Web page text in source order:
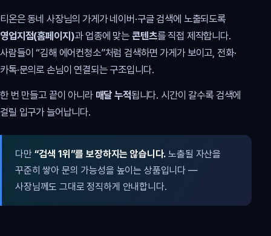
티온은 동네 사장님의 가게가 네이버·구글 검색에 노출되도록
영업지점(홈페이지)과 업종에 맞는 콘텐츠를 직접 제작합니다.
사람들이 “김해 에어컨청소”처럼 검색하면 가게가 보이고, 전화·
카톡·문의로 손님이 연결되는 구조입니다.
한 번 만들고 끝이 아니라 매달 누적됩니다. 시간이 갈수록 검색에
걸릴 입구가 늘어납니다.
다만 “검색 1위”를 보장하지는 않습니다. 노출될 자산을
꾸준히 쌓아 문의 가능성을 높이는 상품입니다 —
사장님께도 그대로 정직하게 안내합니다.